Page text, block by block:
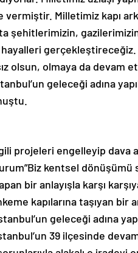
vermiştir. Milletimiz kapı
şehitlerimizin,
gerçekleştireceğiz.
olsun, olmaya da devam
geleceği adına
projeleri engelleyip dava
kentsel dönüşümü
bir anlayışla karşı
kapılarına taşıyan bir
geleceği adına
39 ilçesinde